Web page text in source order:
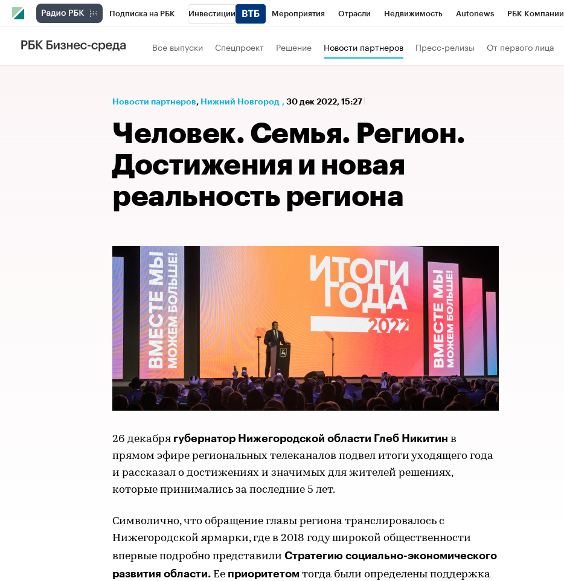
Подписка на РБК Инвестиции Мероприятия Отрасли Недвижимость Autonews РБК Компании
Телеканал
Спецпроекты Проверка контрагентов Экономика
Все выпуски Спецпроект Решение Новости партнеров Пресс-релизы От первого лица
Новости партнеров⁠, Нижний Новгород , 30 дек 2022, 15:27
Человек. Семья. Регион.
Достижения и новая
реальность региона
26 декабря губернатор Нижегородской области Глеб Никитин в
прямом эфире региональных телеканалов подвел итоги уходящего года
и рассказал о достижениях и значимых для жителей решениях,
которые принимались за последние 5 лет.
Символично, что обращение главы региона транслировалось с
Нижегородской ярмарки, где в 2018 году широкой общественности
впервые подробно представили Стратегию социально-экономического
развития области. Ее приоритетом тогда были определены поддержка